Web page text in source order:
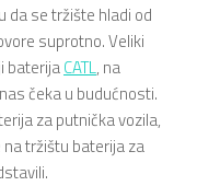
da se tržište hladi od
suprotno. Veliki
baterijaCATL, na
čeka u budućnosti.
za putnička vozila,
tržištu baterija za